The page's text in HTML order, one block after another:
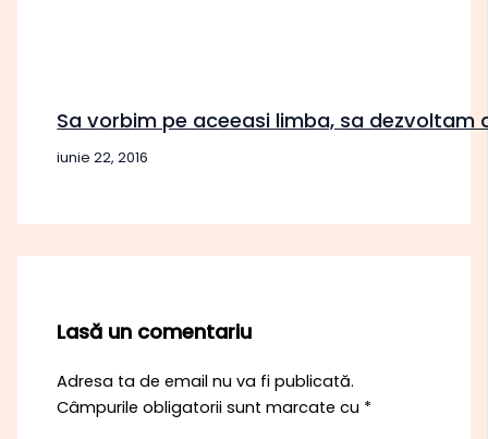
Sa vorbim pe aceeasi limba, sa dezvoltam
iunie 22, 2016
Lasă un comentariu
Adresa ta de email nu va fi publicată.
Câmpurile obligatorii sunt marcate cu *